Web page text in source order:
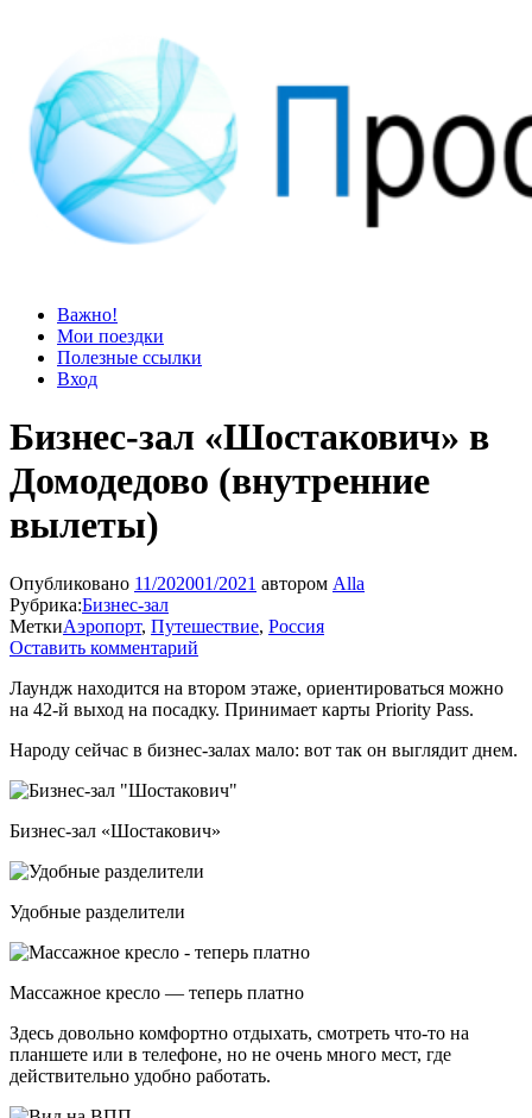
Просто блог
Мир удивительней, чем кажется
Важно!
Мои поездки
Полезные ссылки
Вход
Бизнес-зал «Шостакович» в
Домодедово (внутренние
вылеты)
Опубликовано 11/202001/2021 автором Alla
Рубрика:Бизнес-зал
МеткиАэропорт, Путешествие, Россия
Оставить комментарий
Лаундж находится на втором этаже, ориентироваться можно
на 42-й выход на посадку. Принимает карты Priority Pass.
Народу сейчас в бизнес-залах мало: вот так он выглядит днем.
Бизнес-зал «Шостакович»
Удобные разделители
Массажное кресло — теперь платно
Здесь довольно комфортно отдыхать, смотреть что-то на
планшете или в телефоне, но не очень много мест, где
действительно удобно работать.